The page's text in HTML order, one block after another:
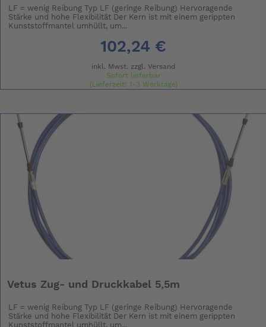
LF = wenig Reibung Typ LF (geringe Reibung) Hervoragende
Stärke und hohe Flexibilität Der Kern ist mit einem gerippten
Kunststoffmantel umhüllt, um...
102,24 €
inkl. Mwst. zzgl. Versand
Sofort lieferbar
(Lieferzeit: 1-3 Werktage)
Vetus Zug- und Druckkabel 5,5m
LF = wenig Reibung Typ LF (geringe Reibung) Hervoragende
Stärke und hohe Flexibilität Der Kern ist mit einem gerippten
Kunststoffmantel umhüllt, um...